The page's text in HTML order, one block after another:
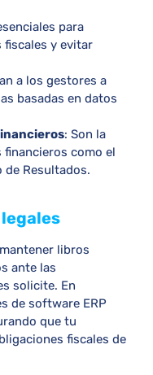
para
y evitar
a los gestores a
basadas en datos
: Son la
financieros como el
de Resultados.
libros
ante las
solicite. En
de software ERP
que tu
fiscales de